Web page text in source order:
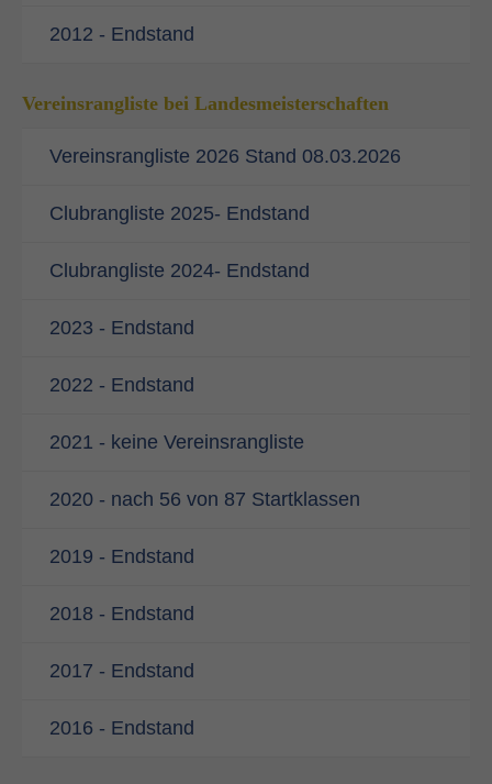
2012 - Endstand
Vereinsrangliste bei Landesmeisterschaften
Vereinsrangliste 2026 Stand 08.03.2026
Clubrangliste 2025- Endstand
Clubrangliste 2024- Endstand
2023 - Endstand
2022 - Endstand
2021 - keine Vereinsrangliste
2020 - nach 56 von 87 Startklassen
2019 - Endstand
2018 - Endstand
2017 - Endstand
2016 - Endstand